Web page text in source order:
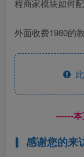
程商家模块如何
外面收费1980的
此
------
感谢您的来